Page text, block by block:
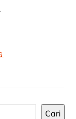
Cari